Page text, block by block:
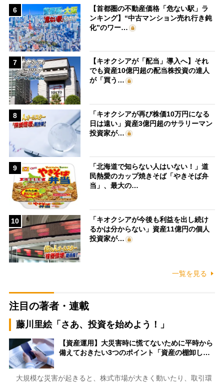
6
【首都圏の不動産価格「危ない駅」ラ
ンキング】“中古マンション売れ行き鈍
化”のワー…
7
【キオクシアが「配当」導入へ】それ
でも資産10億円超の配当株投資の達人
が「買う…
8
「キオクシアが再び株価10万円になる
日は遠い」資産3億円超のサラリーマン
投資家が…
9
「北海道で知らない人はいない！」道
民熱愛のカップ焼きそば「やきそば弁
当」、最大の…
10
「キオクシアが今後も利益を出し続け
るかは分からない」資産11億円の個人
投資家が…
一覧を見る
注目の著者・連載
藤川里絵「さあ、投資を始めよう！」
【資産運用】大災害時に慌てないために平時から
備えておきたい3つのポイント「資産の棚卸し…
大規模な災害が起きると、株式市場が大きく動いたり、取引環